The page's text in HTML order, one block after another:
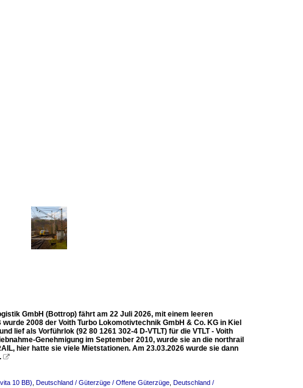
GmbH (Bottrop) fährt am 22 Juli 2026, mit einem leeren
2008 der Voith Turbo Lokomotivtechnik GmbH & Co. KG in Kiel
lief als Vorführlok (92 80 1261 302-4 D-VTLT) für die VTLT - Voith
Genehmigung im September 2010, wurde sie an die northrail
hier hatte sie viele Mietstationen. Am 23.03.2026 wurde sie dann

10 BB) Deutschland / Güterzüge / Offene Güterzüge Deutschland /